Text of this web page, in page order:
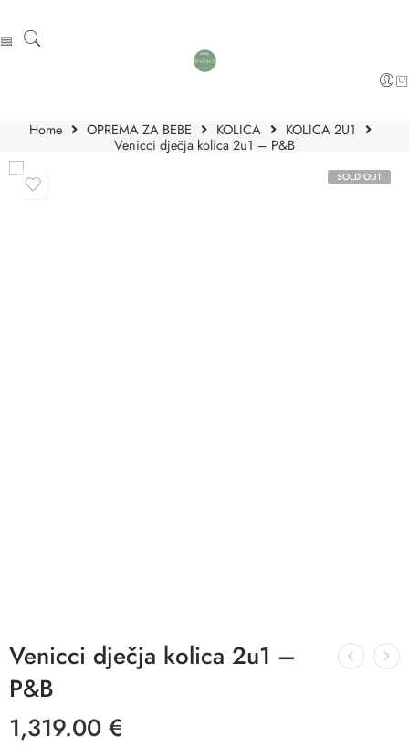
Home OPREMA ZA BEBE KOLICA
KOLICA 2U1
Venicci dječja kolica 2u1 – P&B
SOLD OUT
Venicci dječja kolica 2u1 –
P&B
1,319.00 €